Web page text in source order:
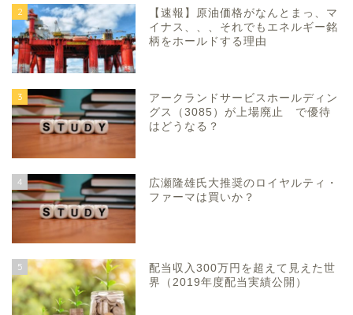
2
【速報】原油価格がなんとまっ、マ
イナス、、、それでもエネルギー銘
柄をホールドする理由
3
アークランドサービスホールディン
グス（3085）が上場廃止 で優待
はどうなる？
4
広瀬隆雄氏大推奨のロイヤルティ・
ファーマは買いか？
5
配当収入300万円を超えて見えた世
界（2019年度配当実績公開）